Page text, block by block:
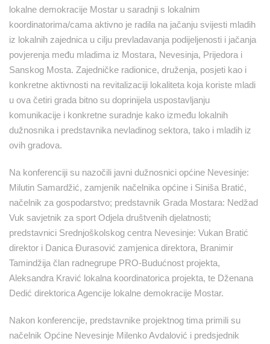
lokalne demokracije Mostar u saradnji s lokalnim
koordinatorima/cama aktivno je radila na jačanju svijesti mladih
iz lokalnih zajednica u cilju prevladavanja podijeljenosti i jačanja
povjerenja među mladima iz Mostara, Nevesinja, Prijedora i
Sanskog Mosta. Zajedničke radionice, druženja, posjeti kao i
konkretne aktivnosti na revitalizaciji lokaliteta koja koriste mladi
u ova četiri grada bitno su doprinijela uspostavljanju
komunikacije i konkretne suradnje kako između lokalnih
dužnosnika i predstavnika nevladinog sektora, tako i mladih iz
ovih gradova.
Na konferenciji su nazočili javni dužnosnici općine Nevesinje:
Milutin Samardžić, zamjenik načelnika općine i Siniša Bratić,
načelnik za gospodarstvo; predstavnik Grada Mostara: Nedžad
Vuk savjetnik za sport Odjela društvenih djelatnosti;
predstavnici Srednjoškolskog centra Nevesinje: Vukan Bratić
direktor i Danica Đurasović zamjenica direktora, Branimir
Tamindžija član radnegrupe PRO-Budućnost projekta,
Aleksandra Kravić lokalna koordinatorica projekta, te Dženana
Dedić direktorica Agencije lokalne demokracije Mostar.
Nakon konferencije, predstavnike projektnog tima primili su
načelnik Općine Nevesinje Milenko Avdalović i predsjednik